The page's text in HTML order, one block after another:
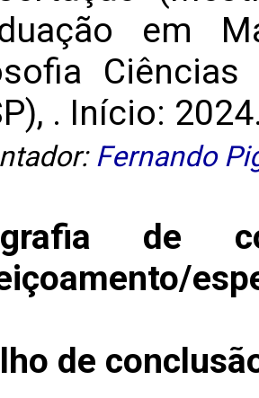
em
. Início:
Fernando
de
de